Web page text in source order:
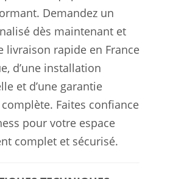
Demandez un
dès maintenant et
livraison rapide en France
d’une installation
et d’une garantie
Faites confiance
pour votre espace
complet et sécurisé.